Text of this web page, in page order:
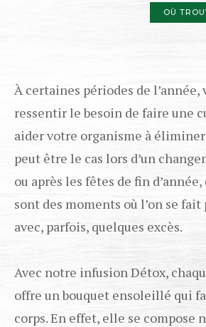
OÙ
À certaines périodes de l’année,
ressentir le besoin de faire une
aider votre organisme à
peut être le cas lors d’un
ou après les fêtes de fin d’année,
sont des moments où l’on se
avec, parfois, quelques excès.
Avec notre infusion Détox,
offre un bouquet ensoleillé qui
corps. En effet, elle se compose